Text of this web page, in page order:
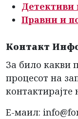
Детективи
Правни и
Контакт
За било
процесот на
контактирајте
Е-маил: